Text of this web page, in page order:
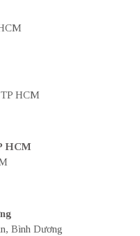
HCM
HCM
Bình Dương